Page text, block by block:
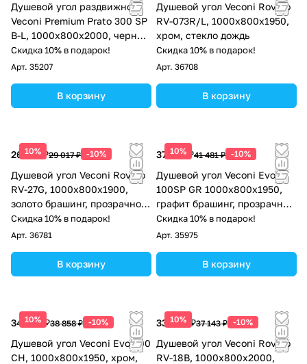
Душевой угол раздвижной
Veconi Premium Prato 300 SP
B-L, 1000х800x2000, черный
матовый, стекло прозрачное
Скидка 10% в подарок!
Арт. 35207
В корзину
Душевой угол Veconi Rovigo
RV-073R/L, 1000х800х1950,
хром, стекло дождь
Скидка 10% в подарок!
Арт. 36708
В корзину
10%
26 115 ₽29 017 ₽ -10%
Душевой угол Veconi Rovigo
RV-27G, 1000x800x1900,
золото брашинг, прозрачное
стекло
Скидка 10% в подарок!
Арт. 36781
В корзину
10%
37 333 ₽41 481 ₽ -10%
Душевой угол Veconi Evo
100SP GR 1000х800x1950,
графит брашинг, прозрачное
стекло
Скидка 10% в подарок!
Арт. 35975
В корзину
10%
34 972 ₽38 858 ₽ -10%
Душевой угол Veconi Evo 200
CH, 1000х800x1950, хром,
10%
33 429 ₽37 143 ₽ -10%
Душевой угол Veconi Rovigo
RV-18B, 1000х800х2000,